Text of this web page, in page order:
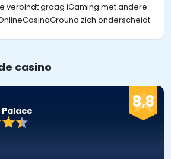
verbindt graag iGaming met andere
zich onderscheidt.
casino
8,8